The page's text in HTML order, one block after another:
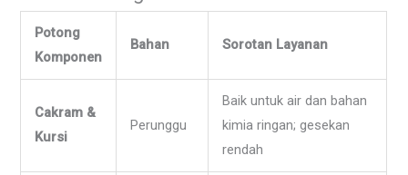
Potong
Komponen
Bahan Sorotan Layanan
Cakram &
Kursi
Perunggu
Baik untuk air dan bahan
kimia ringan; gesekan
rendah